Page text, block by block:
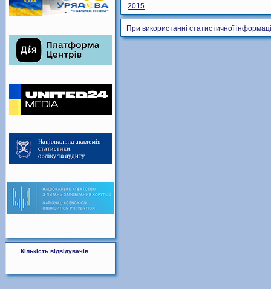
Кількість відвідувачів
2015
При використанні статистичної